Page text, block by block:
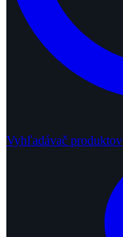
Vyhľadávač produktov